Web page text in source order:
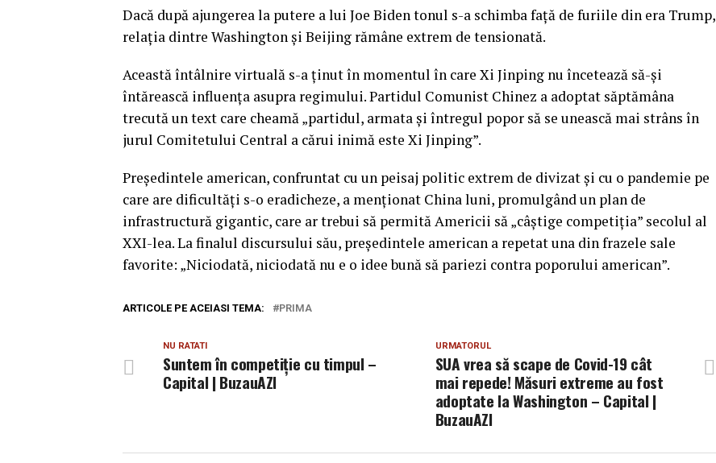
Dacă după ajungerea la putere a lui Joe Biden tonul s-a schimba faţă de furiile din era Trump,
relaţia dintre Washington şi Beijing rămâne extrem de tensionată.
Această întâlnire virtuală s-a ţinut în momentul în care Xi Jinping nu încetează să-şi
întărească influenţa asupra regimului. Partidul Comunist Chinez a adoptat săptămâna
trecută un text care cheamă „partidul, armata şi întregul popor să se unească mai strâns în
jurul Comitetului Central a cărui inimă este Xi Jinping”.
Preşedintele american, confruntat cu un peisaj politic extrem de divizat şi cu o pandemie pe
care are dificultăţi s-o eradicheze, a menţionat China luni, promulgând un plan de
infrastructură gigantic, care ar trebui să permită Americii să „câştige competiţia” secolul al
XXI-lea. La finalul discursului său, preşedintele american a repetat una din frazele sale
favorite: „Niciodată, niciodată nu e o idee bună să pariezi contra poporului american”.
ARTICOLE PE ACEIASI TEMA: PRIMA
URMATORUL
SUA vrea să scape de Covid-19 cât
mai repede! Măsuri extreme au fost
adoptate la Washington – Capital |
BuzauAZI
NU RATATI
Suntem în competiție cu timpul –
Capital | BuzauAZI